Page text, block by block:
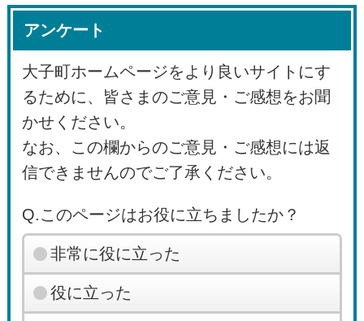
アンケート
大子町ホームページをより良いサイトにす
るために、皆さまのご意見・ご感想をお聞
かせください。
なお、この欄からのご意見・ご感想には返
信できませんのでご了承ください。
Q.このページはお役に立ちましたか？
非常に役に立った
役に立った